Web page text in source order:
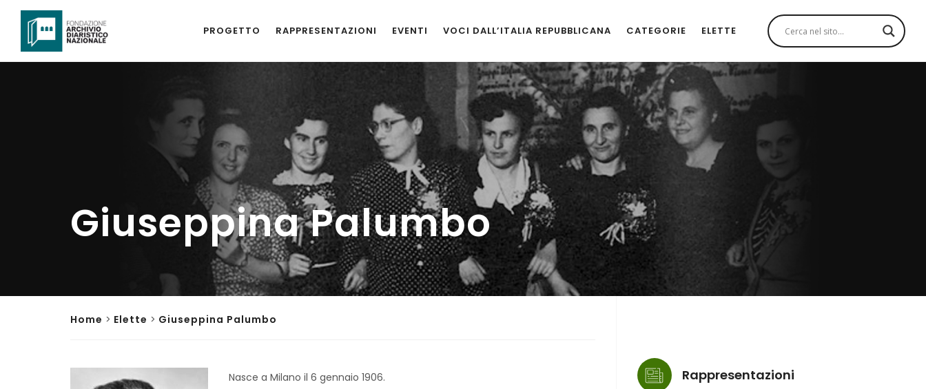
PROGETTO RAPPRESENTAZIONI EVENTI VOCI DALL’ITALIA REPUBBLICANA CATEGORIE ELETTE
Giuseppina Palumbo
Home > Elette > Giuseppina Palumbo
Nasce a Milano il 6 gennaio 1906.
Rappresentazioni